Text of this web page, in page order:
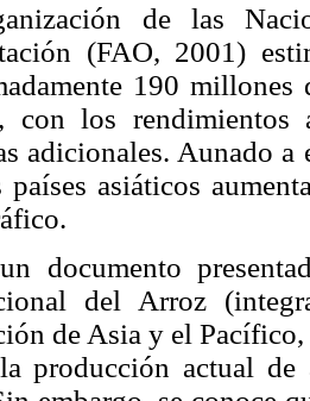
de las
(FAO, 2001)
190
con los rendimientos
adicionales. Aunado
países asiáticos
documento
del Arroz
de Asia y el Pacífico,
producción actual de